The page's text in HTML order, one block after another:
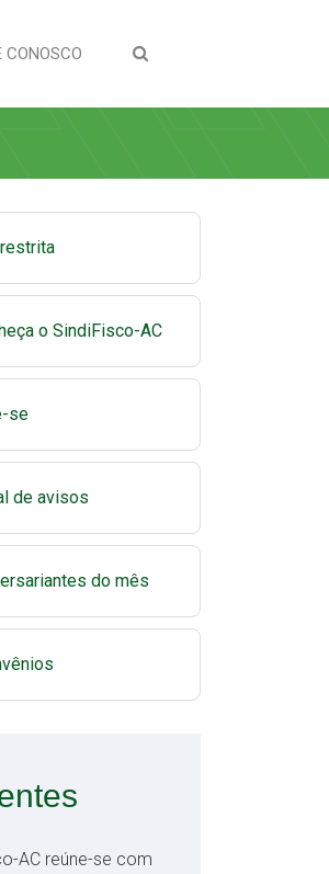
CONOSCO (CURRENT)
o SindiFisco-AC
se
de avisos
do mês
AC reúne-se com